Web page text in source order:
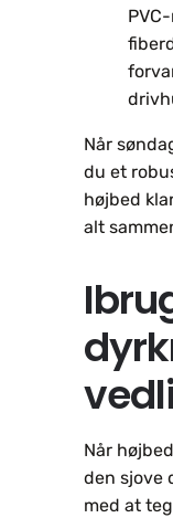
Når
du et
højbed
alt
Når
den sjove
med at